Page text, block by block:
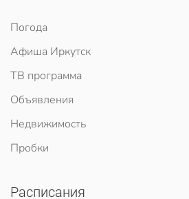
Погода
Афиша Иркутск
ТВ программа
Объявления
Недвижимость
Пробки
Расписания